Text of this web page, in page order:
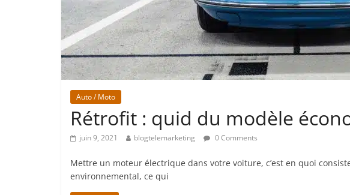
Auto / Moto
Rétrofit : quid du modèle
juin 9, 2021 blogtelemarketing 0 Comments
Mettre un moteur électrique dans votre voiture, c’est en quoi
environnemental, ce qui